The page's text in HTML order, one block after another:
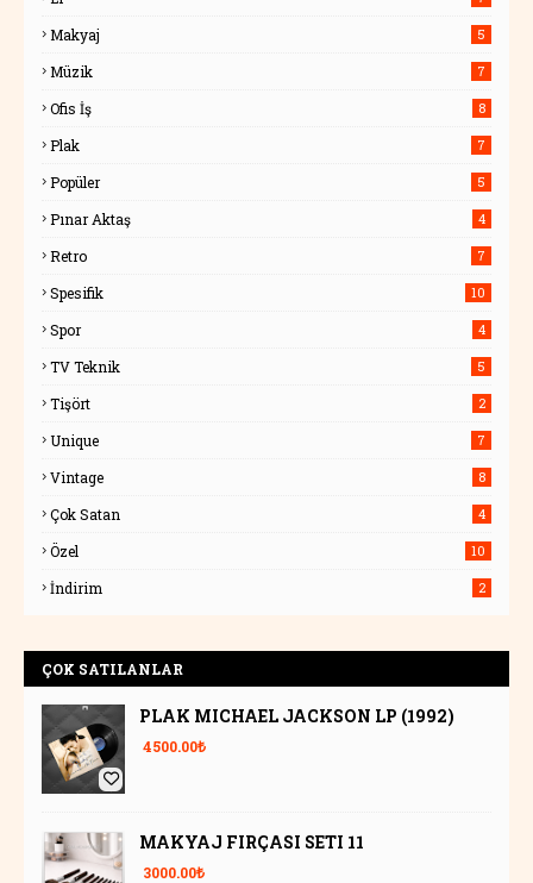
Makyaj 5
Müzik 7
Ofis İş 8
Plak 7
Popüler 5
Pınar Aktaş 4
Retro 7
Spesifik 10
Spor 4
TV Teknik 5
Tişört 2
Unique 7
Vintage 8
Çok Satan 4
Özel 10
İndirim 2
ÇOK SATILANLAR
PLAK MICHAEL JACKSON LP (1992)
4500.00₺
MAKYAJ FIRÇASI SETI 11
3000.00₺